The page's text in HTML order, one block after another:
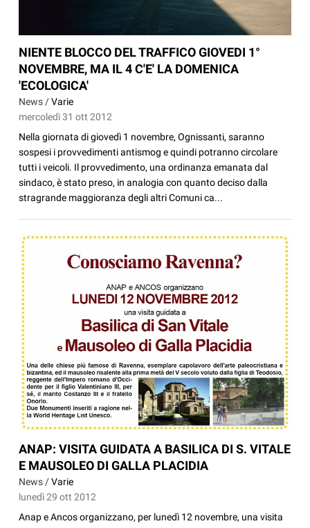
NIENTE BLOCCO DEL TRAFFICO GIOVEDI 1°
NOVEMBRE, MA IL 4 C'E' LA DOMENICA
'ECOLOGICA'
News /Varie
mercoledì 31 ott 2012
Nella giornata di giovedì 1 novembre, Ognissanti, saranno
sospesi i provvedimenti antismog e quindi potranno circolare
tutti i veicoli. Il provvedimento, una ordinanza emanata dal
sindaco, è stato preso, in analogia con quanto deciso dalla
stragrande maggioranza degli altri Comuni ca...
ANAP: VISITA GUIDATA A BASILICA DI S. VITALE
E MAUSOLEO DI GALLA PLACIDIA
News /Varie
lunedì 29 ott 2012
Anap e Ancos organizzano, per lunedì 12 novembre, una visita